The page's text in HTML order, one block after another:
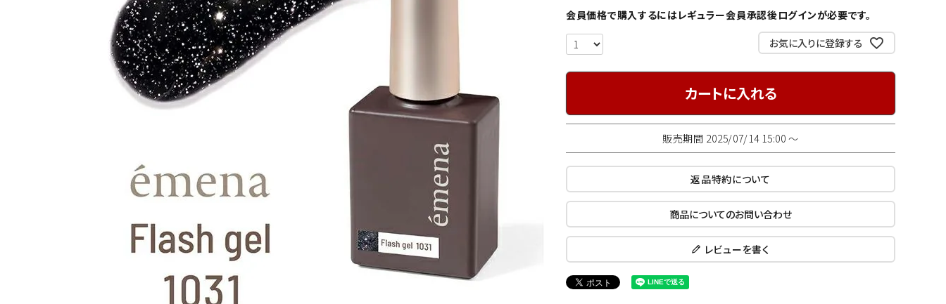
会員価格で購入するにはレギュラー会員承認後ログインが必要です。
お気に入りに登録する
カートに入れる
販売期間 2025/07/14 15:00〜
返品特約について
商品についてのお問い合わせ
レビューを書く